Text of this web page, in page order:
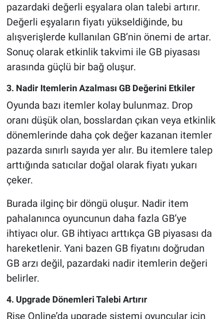
pazardaki değerli eşyalara olan talebi artırır.
Değerli eşyaların fiyatı yükseldiğinde, bu
alışverişlerde kullanılan GB’nin önemi de artar.
Sonuç olarak etkinlik takvimi ile GB piyasası
arasında güçlü bir bağ oluşur.
3. Nadir Itemlerin Azalması GB Değerini Etkiler
Oyunda bazı itemler kolay bulunmaz. Drop
oranı düşük olan, bosslardan çıkan veya etkinlik
dönemlerinde daha çok değer kazanan itemler
pazarda sınırlı sayıda yer alır. Bu itemlere talep
arttığında satıcılar doğal olarak fiyatı yukarı
çeker.
Burada ilginç bir döngü oluşur. Nadir item
pahalanınca oyuncunun daha fazla GB’ye
ihtiyacı olur. GB ihtiyacı arttıkça GB piyasası da
hareketlenir. Yani bazen GB fiyatını doğrudan
GB arzı değil, pazardaki nadir itemlerin değeri
belirler.
4. Upgrade Dönemleri Talebi Artırır
Rise Online’da upgrade sistemi oyuncular için